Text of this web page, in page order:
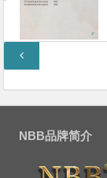
章
分
页
NBB品牌简介